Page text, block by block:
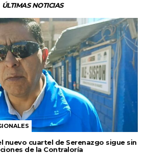
ÚLTIMAS NOTICIAS
nuevo cuartel de Serenazgo sigue sin
de la Contraloría